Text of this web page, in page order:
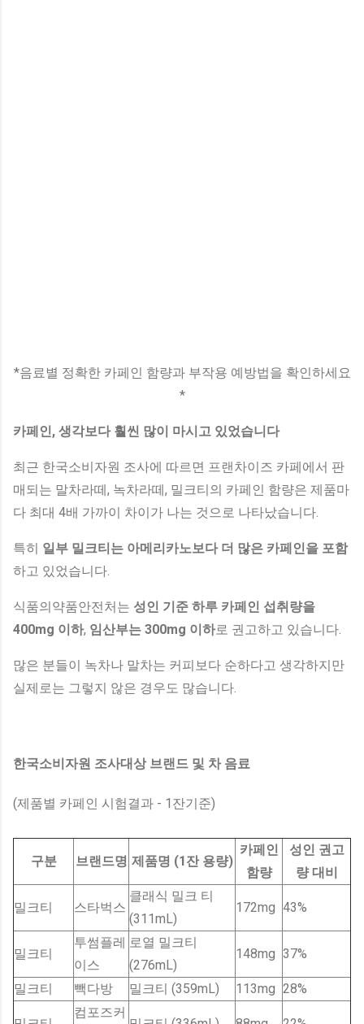
*음료별 정확한 카페인 함량과 부작용 예방법을 확인하세요
*
카페인, 생각보다 훨씬 많이 마시고 있었습니다
최근 한국소비자원 조사에 따르면 프랜차이즈 카페에서 판
매되는 말차라떼, 녹차라떼, 밀크티의 카페인 함량은 제품마
다 최대 4배 가까이 차이가 나는 것으로 나타났습니다.
특히 일부 밀크티는 아메리카노보다 더 많은 카페인을 포함
하고 있었습니다.
식품의약품안전처는 성인 기준 하루 카페인 섭취량을
400mg 이하, 임산부는 300mg 이하로 권고하고 있습니다.
많은 분들이 녹차나 말차는 커피보다 순하다고 생각하지만
실제로는 그렇지 않은 경우도 많습니다.
한국소비자원 조사대상 브랜드 및 차 음료
(제품별 카페인 시험결과 - 1잔기준)
구분 브랜드명 제품명 (1잔 용량)
카페인
함량
성인 권고
량 대비
밀크티 스타벅스
클래식 밀크 티
(311mL)
172mg 43%
밀크티
투썸플레
이스
로열 밀크티
(276mL)
148mg 37%
밀크티 빽다방 밀크티 (359mL) 113mg 28%
컴포즈커